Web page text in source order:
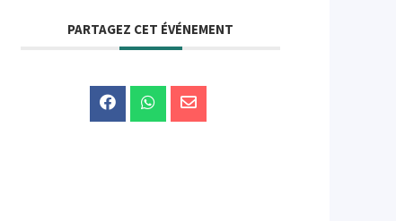
PARTAGEZ CET ÉVÉNEMENT